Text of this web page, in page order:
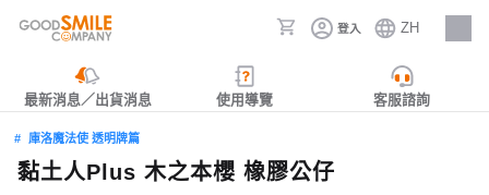
登入 ZH
人才招募
最新消息／出貨消息 使用導覽 客服諮詢
庫洛魔法使 透明牌篇
黏土人Plus 木之本櫻 橡膠公仔